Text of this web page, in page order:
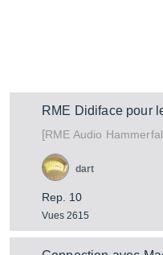
RME Didiface pour
[RME Audio
Rep. 10
Vues 2615
dart